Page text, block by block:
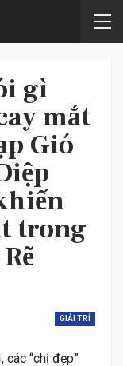
gì
mắt
Gió
trong
GIẢI TRÍ
“chị đẹp”